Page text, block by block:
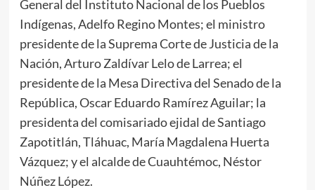
General del Instituto Nacional de los Pueblos
Indígenas, Adelfo Regino Montes; el ministro
presidente de la Suprema Corte de Justicia de la
Nación, Arturo Zaldívar Lelo de Larrea; el
presidente de la Mesa Directiva del Senado de la
República, Oscar Eduardo Ramírez Aguilar; la
presidenta del comisariado ejidal de Santiago
Zapotitlán, Tláhuac, María Magdalena Huerta
Vázquez; y el alcalde de Cuauhtémoc, Néstor
Núñez López.